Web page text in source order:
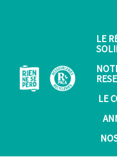
LE
LE